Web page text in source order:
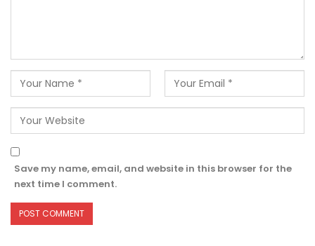
Save my name, email, and website in this browser for the
next time I comment.